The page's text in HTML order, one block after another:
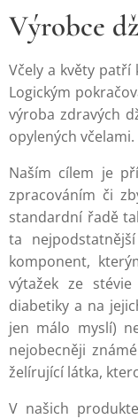
Výrobce
Včely a květy patří
Logickým
výroba zdravých
opylených včelami.
Naším cílem je
zpracováním či
standardní řadě
ta
komponent,
výtažek ze
diabetiky a na
jen málo myslí)
nejobecněji
želírující látka,
V našich